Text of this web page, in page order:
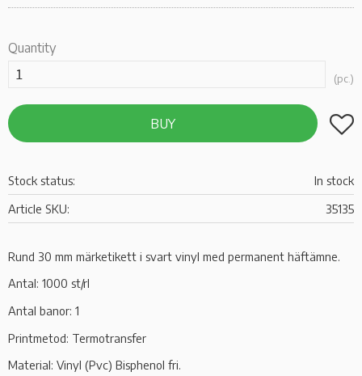
Quantity
pc.
BUY Add
Stock status
In stock
Article SKU
35135
Rund 30 mm märketikett i svart vinyl med permanent häftämne.
Antal: 1000 st/rl
Antal banor: 1
Printmetod: Termotransfer
Material: Vinyl (Pvc) Bisphenol fri.